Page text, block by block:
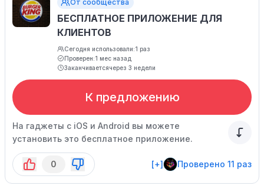
От сообщества
БЕСПЛАТНОЕ ПРИЛОЖЕНИЕ ДЛЯ
КЛИЕНТОВ
Сегодня использовали:1 раз
Проверен:1 мес назад
Заканчиваетсячерез 3 недели
К предложению
На гаджеты с iOS и Android вы можете
установить это бесплатное приложение.
0 [+] Проверено 11 раз